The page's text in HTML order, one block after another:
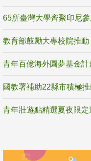
65所臺灣大學齊聚印尼